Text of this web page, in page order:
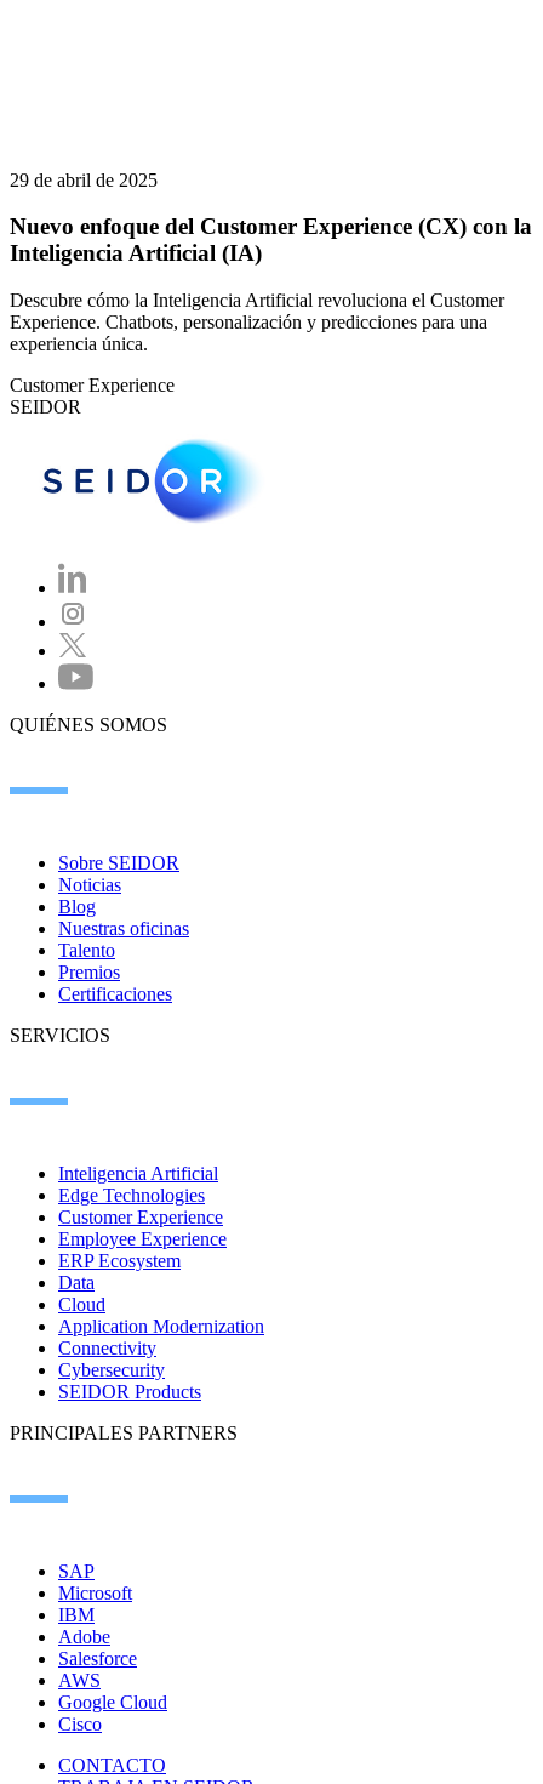
29 de abril de 2025
Nuevo enfoque del Customer Experience (CX) con la
Inteligencia Artificial (IA)
Descubre cómo la Inteligencia Artificial revoluciona el Customer
Experience. Chatbots, personalización y predicciones para una
experiencia única.
Customer Experience
SEIDOR
QUIÉNES SOMOS
Sobre SEIDOR
Noticias
Blog
Nuestras oficinas
Talento
Premios
Certificaciones
SERVICIOS
Inteligencia Artificial
Edge Technologies
Customer Experience
Employee Experience
ERP Ecosystem
Data
Cloud
Application Modernization
Connectivity
Cybersecurity
SEIDOR Products
PRINCIPALES PARTNERS
SAP
Microsoft
IBM
Adobe
Salesforce
AWS
Google Cloud
Cisco
CONTACTO